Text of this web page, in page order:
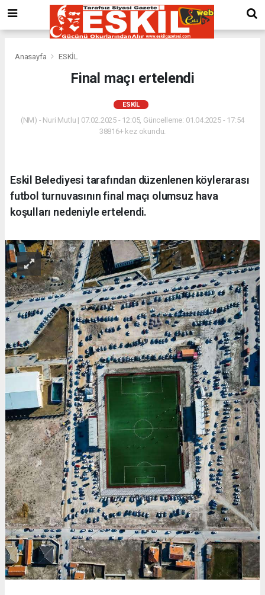
Anasayfa ESKİL
Final maçı ertelendi
ESKİL
(NM) - Nuri Mutlu | 07.02.2025 - 12:05, Güncelleme: 01.04.2025 - 17:54
38816+ kez okundu.
Eskil Belediyesi tarafından düzenlenen köylerarası
futbol turnuvasının final maçı olumsuz hava
koşulları nedeniyle ertelendi.